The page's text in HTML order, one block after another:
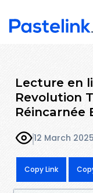
Lecture en
Revolution
Réincarnée
12 March 2025
Copy Link